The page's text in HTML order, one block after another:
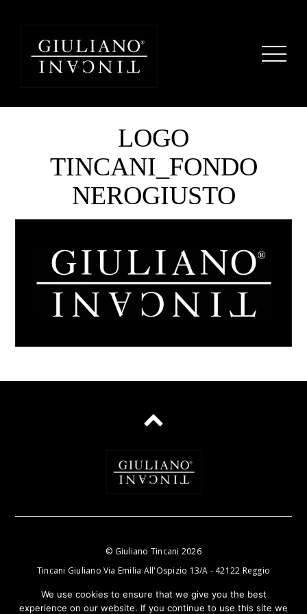
LOGO
TINCANI_FONDO
NEROGIUSTO
© Giuliano Tincani 2026
Tincani Giuliano Via Emilia All'Ospizio 13/A - 42122 Reggio
Nell'Emilia P.IVA e C.F.: 01470720358
email:info@tincanigiuliano.com
We use cookies to ensure that we give you the best
experience on our website. If you continue to use this site we